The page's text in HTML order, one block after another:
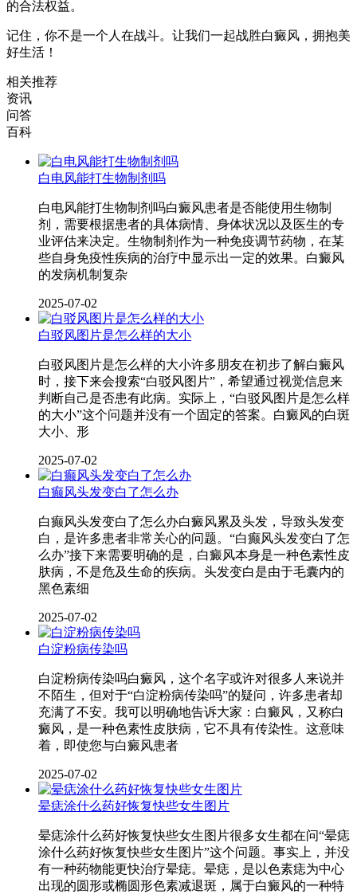
的合法权益。
记住，你不是一个人在战斗。让我们一起战胜白癜风，拥抱美
好生活！
相关推荐
资讯
问答
百科
白电风能打生物制剂吗
白电风能打生物制剂吗白癜风患者是否能使用生物制
剂，需要根据患者的具体病情、身体状况以及医生的专
业评估来决定。生物制剂作为一种免疫调节药物，在某
些自身免疫性疾病的治疗中显示出一定的效果。白癜风
的发病机制复杂
2025-07-02
白驳风图片是怎么样的大小
白驳风图片是怎么样的大小许多朋友在初步了解白癜风
时，接下来会搜索“白驳风图片”，希望通过视觉信息来
判断自己是否患有此病。实际上，“白驳风图片是怎么样
的大小”这个问题并没有一个固定的答案。白癜风的白斑
大小、形
2025-07-02
白癫风头发变白了怎么办
白癫风头发变白了怎么办白癜风累及头发，导致头发变
白，是许多患者非常关心的问题。“白癫风头发变白了怎
么办”接下来需要明确的是，白癜风本身是一种色素性皮
肤病，不是危及生命的疾病。头发变白是由于毛囊内的
黑色素细
2025-07-02
白淀粉病传染吗
白淀粉病传染吗白癜风，这个名字或许对很多人来说并
不陌生，但对于“白淀粉病传染吗”的疑问，许多患者却
充满了不安。我可以明确地告诉大家：白癜风，又称白
癜风，是一种色素性皮肤病，它不具有传染性。这意味
着，即使您与白癜风患者
2025-07-02
晕痣涂什么药好恢复快些女生图片
晕痣涂什么药好恢复快些女生图片很多女生都在问“晕痣
涂什么药好恢复快些女生图片”这个问题。事实上，并没
有一种药物能更快治疗晕痣。晕痣，是以色素痣为中心
出现的圆形或椭圆形色素减退斑，属于白癜风的一种特